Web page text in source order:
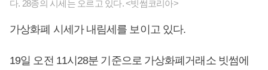
다. 28종의 시세는 오르고 있다. <빗썸코리아>
가상화폐 시세가 내림세를 보이고 있다.
19일 오전 11시28분 기준으로 가상화폐거래소 빗썸에